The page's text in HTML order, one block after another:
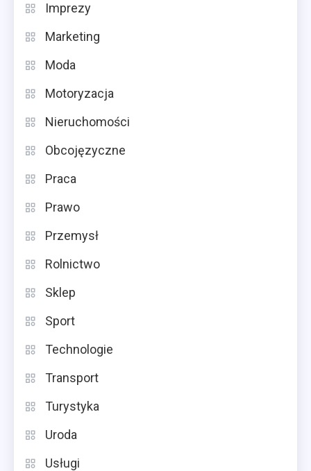
Imprezy
Marketing
Moda
Motoryzacja
Nieruchomości
Obcojęzyczne
Praca
Prawo
Przemysł
Rolnictwo
Sklep
Sport
Technologie
Transport
Turystyka
Uroda
Usługi